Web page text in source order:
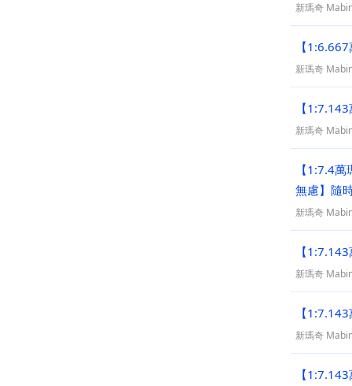
新瑪奇
【
新瑪奇
【
新瑪奇
【1:7.4
無慮】隨
新瑪奇
【
新瑪奇
【
新瑪奇
【